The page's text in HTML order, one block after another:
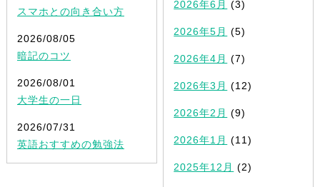
スマホとの向き合い方
2026/08/05
暗記のコツ
2026/08/01
大学生の一日
2026/07/31
英語おすすめの勉強法
2026年6月 (3)
2026年5月 (5)
2026年4月 (7)
2026年3月 (12)
2026年2月 (9)
2026年1月 (11)
2025年12月 (2)